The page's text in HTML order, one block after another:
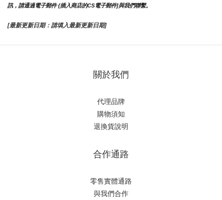
訊，請通過電子郵件 {插入商店的CS電子郵件]與我們聯繫。
[最新更新日期：請填入最新更新日期]
關於我們
代理品牌
購物須知
退換貨說明
合作通路
零售實體通路
與我們合作